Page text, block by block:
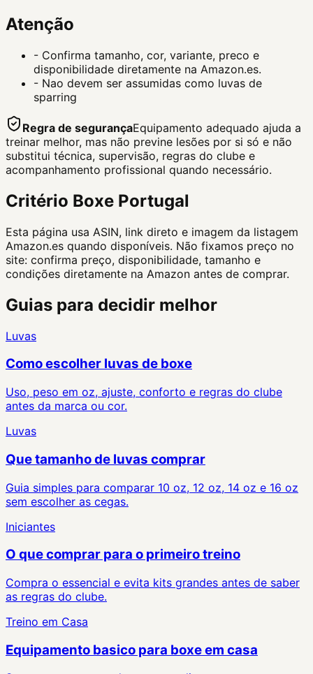
Atenção
- Confirma tamanho, cor, variante, preco e
disponibilidade diretamente na Amazon.es.
- Nao devem ser assumidas como luvas de
sparring
Regra de segurançaEquipamento adequado ajuda a
treinar melhor, mas não previne lesões por si só e não
substitui técnica, supervisão, regras do clube e
acompanhamento profissional quando necessário.
Critério Boxe Portugal
Esta página usa ASIN, link direto e imagem da listagem
Amazon.es quando disponíveis. Não fixamos preço no
site: confirma preço, disponibilidade, tamanho e
condições diretamente na Amazon antes de comprar.
Guias para decidir melhor
Luvas
Como escolher luvas de boxe
Uso, peso em oz, ajuste, conforto e regras do clube
antes da marca ou cor.
Luvas
Que tamanho de luvas comprar
Guia simples para comparar 10 oz, 12 oz, 14 oz e 16 oz
sem escolher as cegas.
Iniciantes
O que comprar para o primeiro treino
Compra o essencial e evita kits grandes antes de saber
as regras do clube.
Treino em Casa
Equipamento basico para boxe em casa